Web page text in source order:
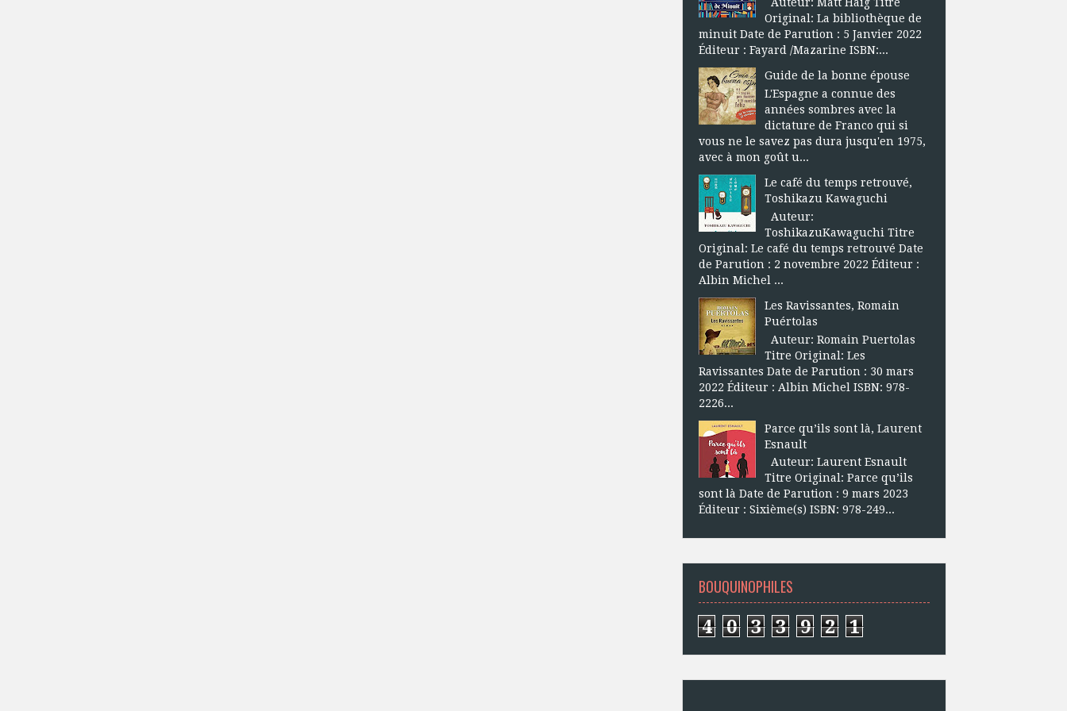
Original: La bibliothèque de
minuit Date de Parution : 5 Janvier 2022
Éditeur : Fayard /Mazarine ISBN:...
Guide de la bonne épouse
L'Espagne a connue des
années sombres avec la
dictature de Franco qui si
vous ne le savez pas dura jusqu'en 1975,
avec à mon goût u...
Le café du temps retrouvé,
Toshikazu Kawaguchi
Auteur:
ToshikazuKawaguchi Titre
Original: Le café du temps retrouvé Date
de Parution : 2 novembre 2022 Éditeur :
Albin Michel ...
Les Ravissantes, Romain
Puértolas
Auteur: Romain Puertolas
Titre Original: Les
Ravissantes Date de Parution : 30 mars
2022 Éditeur : Albin Michel ISBN: 978-
2226...
Parce qu’ils sont là, Laurent
Esnault
Auteur: Laurent Esnault
Titre Original: Parce qu’ils
sont là Date de Parution : 9 mars 2023
Éditeur : Sixième(s) ISBN: 978-249...
BOUQUINOPHILES
4 0 3 3 9 2 1